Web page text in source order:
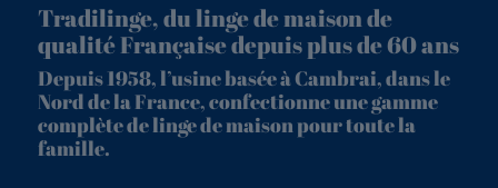
Tradilinge, du linge de maison de
qualité Française depuis plus de 60 ans
Depuis 1958, l’usine basée à Cambrai, dans le
Nord de la France, confectionne une gamme
complète de linge de maison pour toute la
famille.